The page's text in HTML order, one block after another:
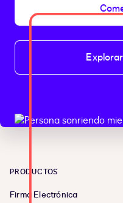
PRODUCTOS
Firma Electrónica